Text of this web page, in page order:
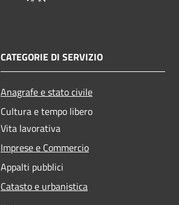
CATEGORIE DI SERVIZIO
Anagrafe e stato civile
Cultura e tempo libero
Vita lavorativa
Imprese e Commercio
Appalti pubblici
Catasto e urbanistica